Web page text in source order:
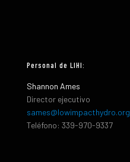
Personal de LIHI:
Shannon Ames
Director ejecutivo
sames@lowimpacthydro.org
Teléfono: 339-970-9337